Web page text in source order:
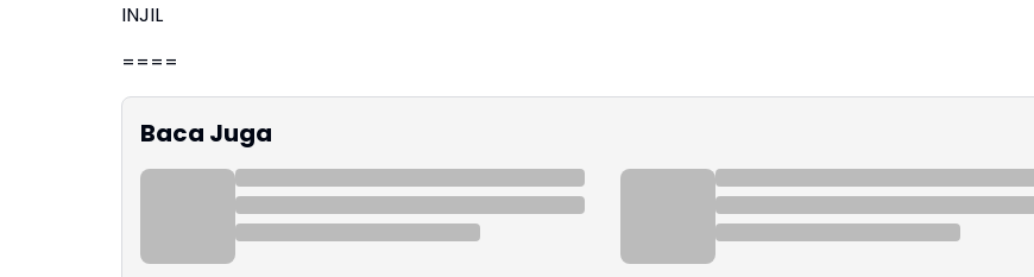
INJIL
====
Baca Juga